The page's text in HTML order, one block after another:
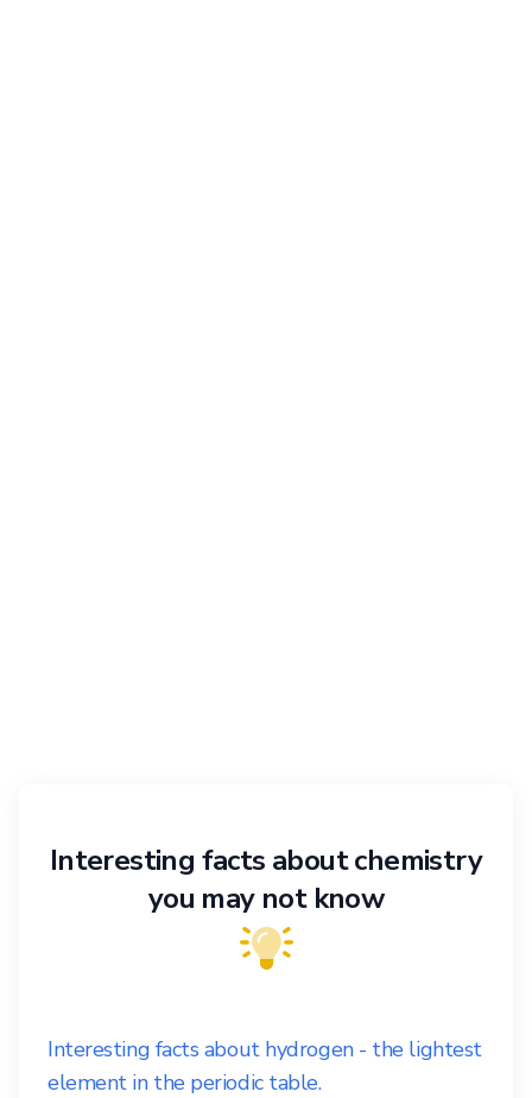
Interesting facts about chemistry
you may not know
Interesting facts about hydrogen - the lightest
element in the periodic table.